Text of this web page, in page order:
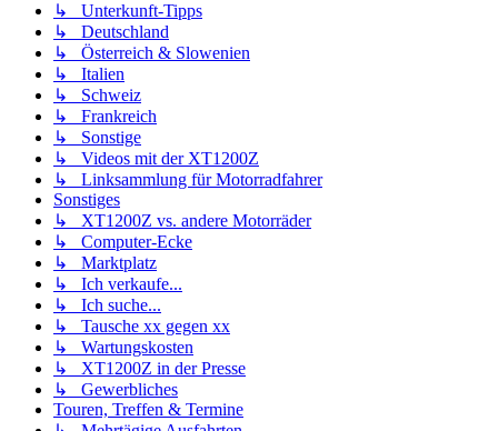
↳ Unterkunft-Tipps
↳ Deutschland
↳ Österreich & Slowenien
↳ Italien
↳ Schweiz
↳ Frankreich
↳ Sonstige
↳ Videos mit der XT1200Z
↳ Linksammlung für Motorradfahrer
Sonstiges
↳ XT1200Z vs. andere Motorräder
↳ Computer-Ecke
↳ Marktplatz
↳ Ich verkaufe...
↳ Ich suche...
↳ Tausche xx gegen xx
↳ Wartungskosten
↳ XT1200Z in der Presse
↳ Gewerbliches
Touren, Treffen & Termine